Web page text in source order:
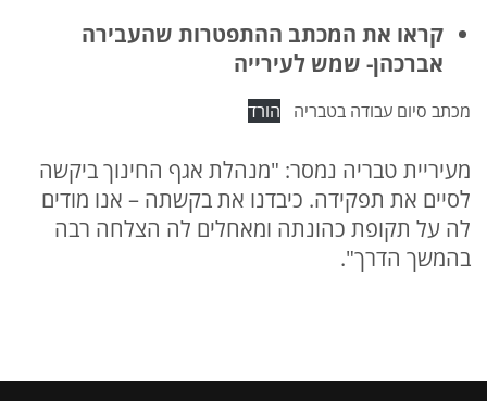
קראו את המכתב ההתפטרות שהעבירה
אברכהן- שמש לעירייה
מכתב סיום עבודה בטבריה הורד
מעיריית טבריה נמסר: "מנהלת אגף החינוך ביקשה
לסיים את תפקידה. כיבדנו את בקשתה – אנו מודים
לה על תקופת כהונתה ומאחלים לה הצלחה רבה
בהמשך הדרך".